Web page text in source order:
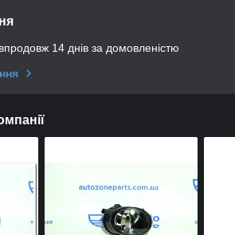
14 днів за домовленістю